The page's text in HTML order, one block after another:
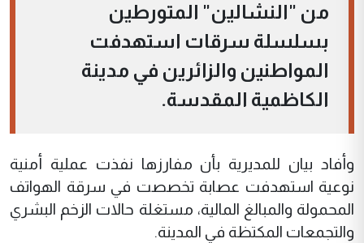
من "النشالين" المتورطين
بسلسلة سرقات استهدفت
المواطنين والزائرين في مدينة
الكاظمية المقدسة.
وأفاد بيان للمديرية بأن مفارزها نفذت عملية أمنية
نوعية استهدفت عصابة تخصصت في سرقة الهواتف
المحمولة والمبالغ المالية، مستغلة حالات الزخم البشري
والتجمعات المكتظة في المدينة.